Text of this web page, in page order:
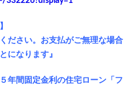
ださい。お支払がご無理な場合
になります』
年間固定金利の住宅ローン「フ